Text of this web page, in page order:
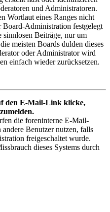
und Administratoren.
Wortlaut eines Ranges nicht
Board-Administration festgelegt
Beiträge, nur um
meisten Boards dulden dieses
oder Administrator wird
einfach wieder zurücksetzen.
den E-Mail-Link klicke,
die foreninterne E-Mail-
Benutzer nutzen, falls
freigeschaltet wurde.
dieses Systems durch